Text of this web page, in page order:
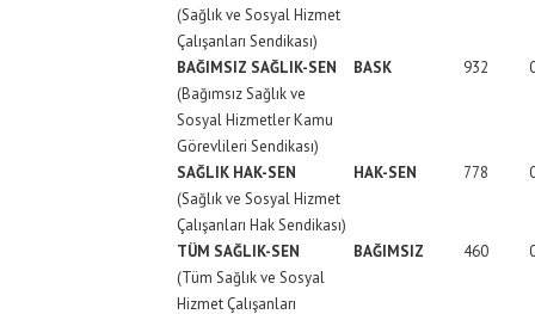
(Sağlık ve Sosyal Hizmet
Çalışanları Sendikası)
BAĞIMSIZ SAĞLIK-SEN
BASK 932
(Bağımsız Sağlık ve
Sosyal Hizmetler Kamu
Görevlileri Sendikası)
SAĞLIK HAK-SEN
HAK-SEN 778
(Sağlık ve Sosyal Hizmet
Çalışanları Hak Sendikası)
TÜM SAĞLIK-SEN
BAĞIMSIZ 460
(Tüm Sağlık ve Sosyal
Hizmet Çalışanları